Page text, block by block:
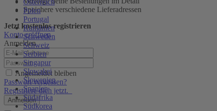
Österreich
Polen
Portugal
Rumänien
Schweden
Schweiz
Serbien
Singapur
Slowakei
Slowenien
Spanien
Südafrika
Südkorea
Speichere verschiedene Lieferadressen
Jetzt kostenlos registrieren
Konto eröffnen
Anmelden
Angemeldet bleiben
Passwort vergessen?
Registriere dich jetzt.
Anmelden